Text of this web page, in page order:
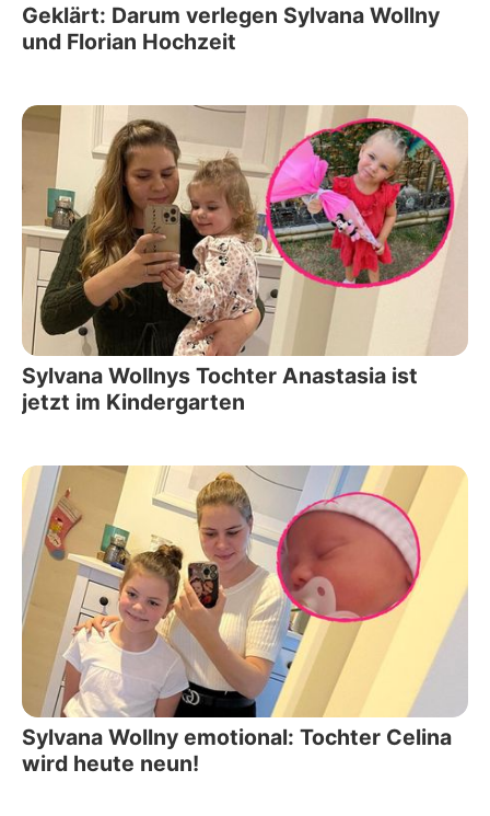
Geklärt: Darum verlegen Sylvana Wollny
und Florian Hochzeit
Sylvana Wollnys Tochter Anastasia ist
jetzt im Kindergarten
Sylvana Wollny emotional: Tochter Celina
wird heute neun!